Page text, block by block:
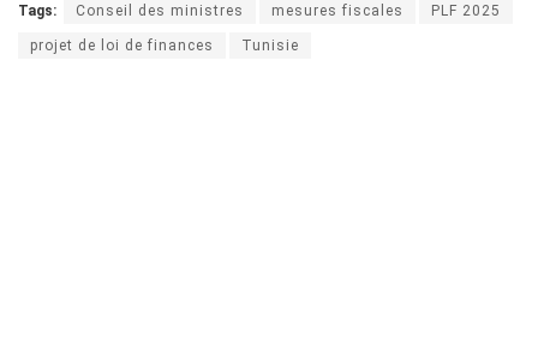
Tags: Conseil des ministres mesures fiscales PLF 2025
projet de loi de finances Tunisie